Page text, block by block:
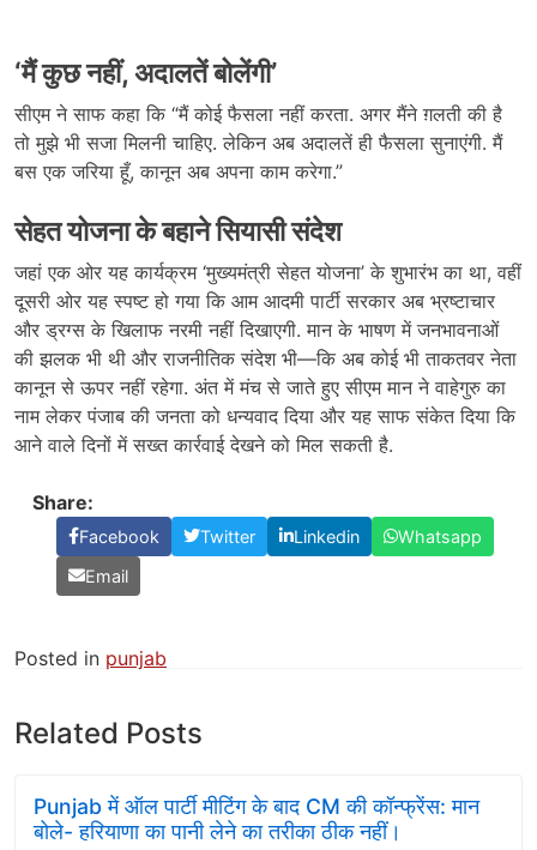
‘मैं कुछ नहीं, अदालतें बोलेंगी’
सीएम ने साफ कहा कि “मैं कोई फैसला नहीं करता. अगर मैंने ग़लती की है
तो मुझे भी सजा मिलनी चाहिए. लेकिन अब अदालतें ही फैसला सुनाएंगी. मैं
बस एक जरिया हूँ, कानून अब अपना काम करेगा.”
सेहत योजना के बहाने सियासी संदेश
जहां एक ओर यह कार्यक्रम ‘मुख्यमंत्री सेहत योजना’ के शुभारंभ का था, वहीं
दूसरी ओर यह स्पष्ट हो गया कि आम आदमी पार्टी सरकार अब भ्रष्टाचार
और ड्रग्स के खिलाफ नरमी नहीं दिखाएगी. मान के भाषण में जनभावनाओं
की झलक भी थी और राजनीतिक संदेश भी—कि अब कोई भी ताकतवर नेता
कानून से ऊपर नहीं रहेगा. अंत में मंच से जाते हुए सीएम मान ने वाहेगुरु का
नाम लेकर पंजाब की जनता को धन्यवाद दिया और यह साफ संकेत दिया कि
आने वाले दिनों में सख्त कार्रवाई देखने को मिल सकती है.
Share:
Facebook Twitter Linkedin
Whatsapp
Email
Posted in punjab
Related Posts
Punjab में ऑल पार्टी मीटिंग के बाद CM की कॉन्फ्रेंस: मान
बोले- हरियाणा का पानी लेने का तरीका ठीक नहीं।